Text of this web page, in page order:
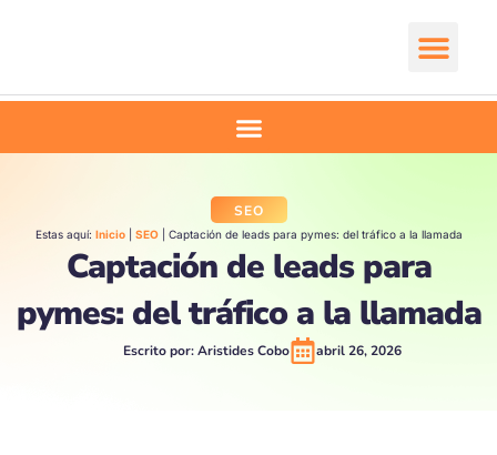
SEO
Estas aquí: Inicio| SEO| Captación de leads para pymes: del tráfico a la llamada
Captación de leads para
pymes: del tráfico a la llamada
Escrito por:Aristides Cobo abril 26, 2026